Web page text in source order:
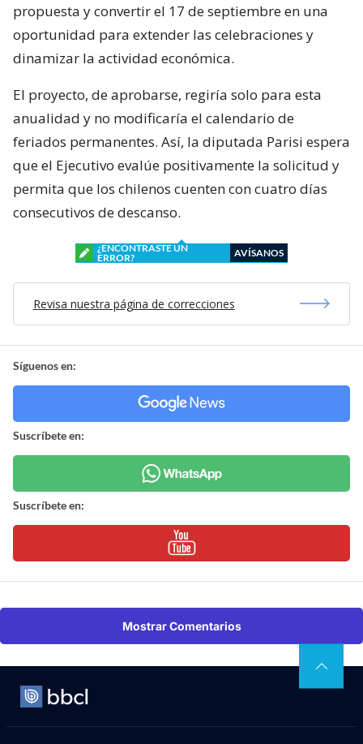
propuesta y convertir el 17 de septiembre en una
oportunidad para extender las celebraciones y
dinamizar la actividad económica.
El proyecto, de aprobarse, regiría solo para esta
anualidad y no modificaría el calendario de
feriados permanentes. Así, la diputada Parisi espera
que el Ejecutivo evalúe positivamente la solicitud y
permita que los chilenos cuenten con cuatro días
consecutivos de descanso.
¿ENCONTRASTE UN
ERROR?
AVÍSANOS
Revisa nuestra página de correcciones
Síguenos en:
Suscríbete en:
Suscríbete en:
Mostrar Comentarios